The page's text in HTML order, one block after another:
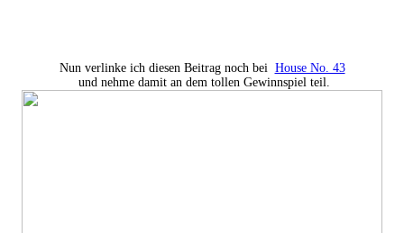
Nun verlinke ich diesen Beitrag noch bei House No. 43
und nehme damit an dem tollen Gewinnspiel teil.